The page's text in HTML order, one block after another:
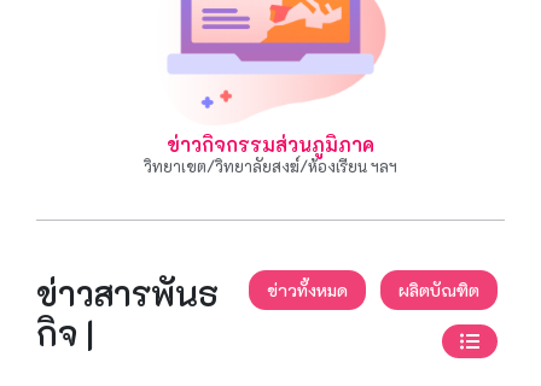
ข่าวกิจกรรมส่วนภูมิภาค
วิทยาเขต/วิทยาลัยสงฆ์/ห้องเรียน ฯลฯ
ข่าวสารพันธ
กิจ |
ข่าวทั้งหมด ผลิตบัณฑิต